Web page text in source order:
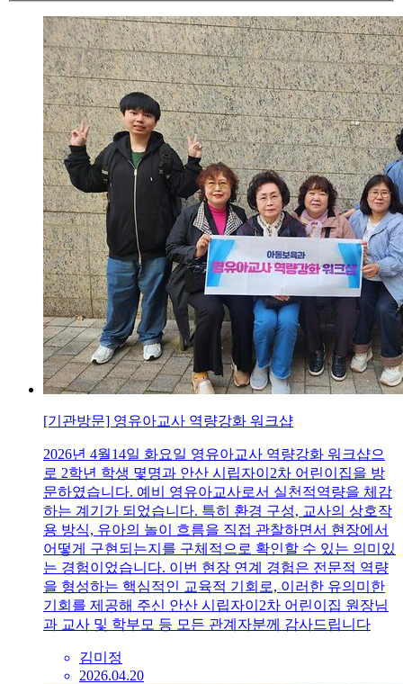
[기관방문] 영유아교사 역량강화 워크샵
2026년 4월14일 화요일 영유아교사 역량강화 워크샵으
로 2학년 학생 몇명과 안산 시립자이2차 어린이집을 방
문하였습니다. 예비 영유아교사로서 실천적역량을 체감
하는 계기가 되었습니다. 특히 환경 구성, 교사의 상호작
용 방식, 유아의 놀이 흐름을 직접 관찰하면서 현장에서
어떻게 구현되는지를 구체적으로 확인할 수 있는 의미있
는 경험이었습니다. 이번 현장 연계 경험은 전문적 역량
을 형성하는 핵심적인 교육적 기회로, 이러한 유의미한
기회를 제공해 주신 안산 시립자이2차 어린이집 원장님
과 교사 및 학부모 등 모든 관계자분께 감사드립니다
김미정
2026.04.20